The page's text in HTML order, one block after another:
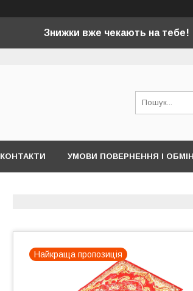
Знижки вже чекають на тебе!
КОНТАКТИ УМОВИ ПОВЕРНЕННЯ І
Найкраща пропозиція